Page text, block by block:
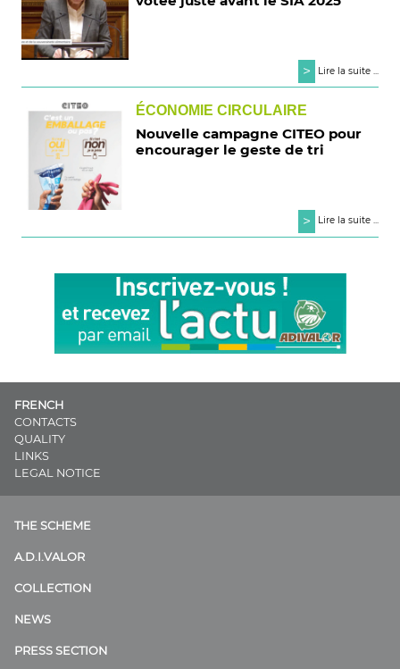
> Lire la suite ...
ÉCONOMIE CIRCULAIRE
Nouvelle campagne CITEO pour
encourager le geste de tri
> Lire la suite ...
FRENCH
CONTACTS
QUALITY
LINKS
LEGAL NOTICE
THE SCHEME
A.D.I.VALOR
COLLECTION
NEWS
PRESS SECTION